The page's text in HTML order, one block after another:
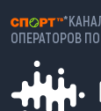
ОПЕРАТОРОВ